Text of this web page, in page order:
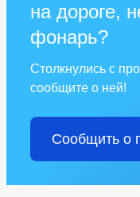
на дороге,
фонарь?
Столкнулись с
сообщите о ней!
Сообщить о